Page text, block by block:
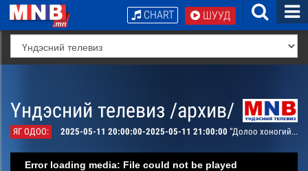
ШУУД
CHART
Үндэсний телевиз /архив/
ЯГ ОДОО: 2025-05-11 20:00:00-2025-05-11 21:00:00 “Долоо хоногийн тойм” мэдээллийн хөтөлбөр
Error loading media: File could not be played